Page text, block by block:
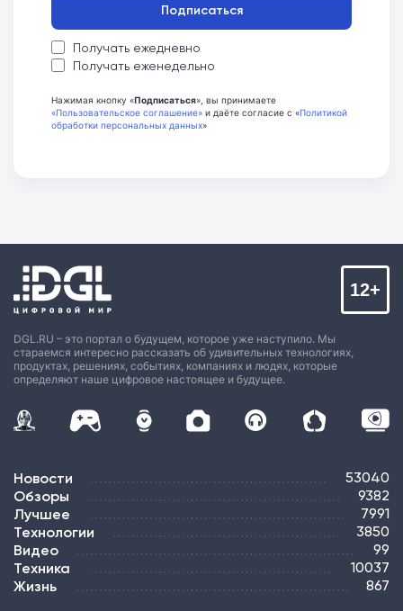
Получать ежедневно
Получать еженедельно
Подписаться
Нажимая кнопку «Подписаться», вы принимаете
«Пользовательское соглашение» и даёте согласие с «Политикой
обработки персональных данных»
DGL.RU – это портал о будущем, которое уже наступило. Мы
стараемся интересно рассказать об удивительных технологиях,
продуктах, решениях, событиях, компаниях и людях, которые
определяют наше цифровое настоящее и будущее.
12+
Новости 53040
Обзоры 9382
Лучшее 7991
Технологии 3850
Видео 99
Техника 10037
Жизнь 867